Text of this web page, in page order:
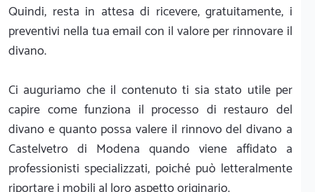
Quindi, resta in attesa di ricevere, gratuitamente, i
preventivi nella tua email con il valore per rinnovare il
divano.
Ci auguriamo che il contenuto ti sia stato utile per
capire come funziona il processo di restauro del
divano e quanto possa valere il rinnovo del divano a
Castelvetro di Modena quando viene affidato a
professionisti specializzati, poiché può letteralmente